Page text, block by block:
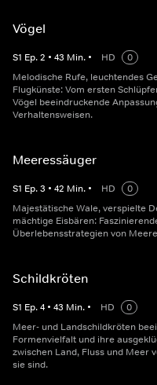
Vögel
S1 Ep.2 • 43 Min. • HD
0
Melodische Rufe, leuchtendes
Flugkünste: Vom ersten
Vögel beeindruckende
Verhaltensweisen.
Meeressäuger
S1 Ep.3 • 42 Min. • HD
0
Majestätische Wale, verspielte
mächtige Eisbären:
Überlebensstrategien von
Schildkröten
S1 Ep.4 • 43 Min. • HD
0
Meer- und Landschildkröten
Formenvielfalt und ihre
zwischen Land, Fluss und Meer
sie sind.